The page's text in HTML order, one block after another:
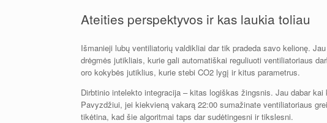
Ateities perspektyvos ir kas laukia toliau
Išmanieji lubų ventiliatorių valdikliai dar tik pradeda savo kelionę.
drėgmės jutikliais, kurie gali automatiškai reguliuoti ventiliatoriaus
oro kokybės jutiklius, kurie stebi CO2 lygį ir kitus parametrus.
Dirbtinio intelekto integracija – kitas logiškas žingsnis. Jau dabar
Pavyzdžiui, jei kiekvieną vakarą 22:00 sumažinate ventiliatoriaus
tikėtina, kad šie algoritmai taps dar sudėtingesni ir tikslesni.